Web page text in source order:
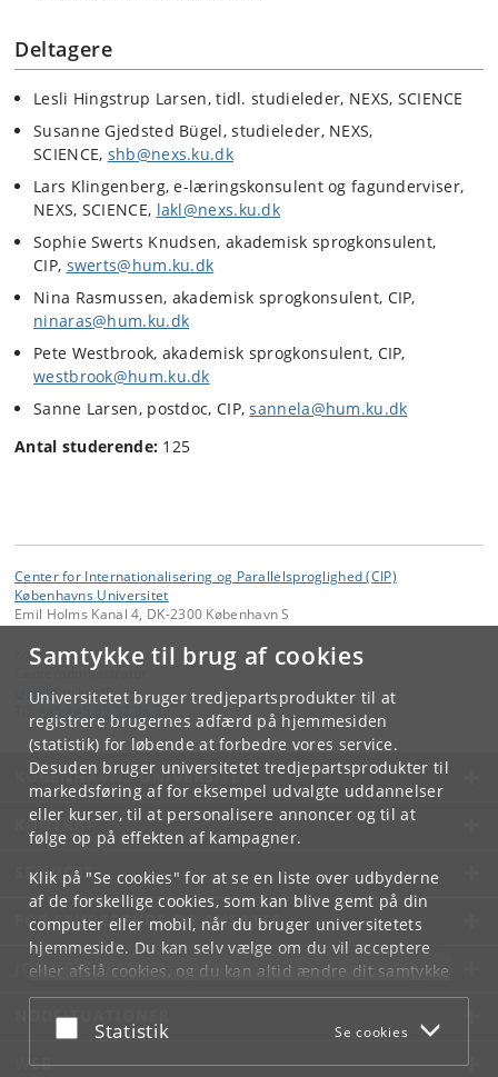
Samtykke til brug af cookies
Universitetet bruger tredjepartsprodukter til at
registrere brugernes adfærd på hjemmesiden
(statistik) for løbende at forbedre vores service.
Desuden bruger universitetet tredjepartsprodukter til
markedsføring af for eksempel udvalgte uddannelser
eller kurser, til at personalisere annoncer og til at
følge op på effekten af kampagner.
Klik på "Se cookies" for at se en liste over udbyderne
af de forskellige cookies, som kan blive gemt på din
computer eller mobil, når du bruger universitetets
hjemmeside. Du kan selv vælge om du vil acceptere
eller afslå cookies, og du kan altid ændre dit samtykke
underCookie- og privatlivspolitiksom du finder i
bunden af hver side.
Acceptér eller afslå
Statistik Se cookies
Deltagere
Lesli Hingstrup Larsen, tidl. studieleder, NEXS, SCIENCE
Susanne Gjedsted Bügel, studieleder, NEXS,
SCIENCE, shb@nexs.ku.dk
Lars Klingenberg, e-læringskonsulent og fagunderviser,
NEXS, SCIENCE, lakl@nexs.ku.dk
Sophie Swerts Knudsen, akademisk sprogkonsulent,
CIP, swerts@hum.ku.dk
Nina Rasmussen, akademisk sprogkonsulent, CIP,
ninaras@hum.ku.dk
Pete Westbrook, akademisk sprogkonsulent, CIP,
westbrook@hum.ku.dk
Sanne Larsen, postdoc, CIP,sannela@hum.ku.dk
Antal studerende: 125
Center for Internationalisering og Parallelsproglighed (CIP)
Københavns Universitet
Emil Holms Kanal 4, DK-2300 København S
Kontakt:
Centeradministrator
cip @hum.ku.dk
+45 +45 35 32 86 39
KØBENHAVNS UNIVERSITET
KONTAKT
SERVICES
FOR STUDERENDE OG ANSATTE
JOB OG KARRIERE
NØDSITUATIONER
WEB